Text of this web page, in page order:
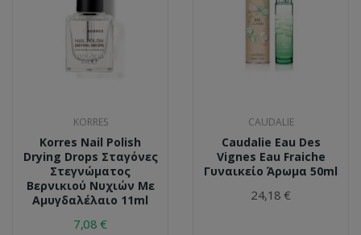
KORRES
Korres Nail Polish
Drying Drops Σταγόνες
Στεγνώματος
Βερνικιού Νυχιών Με
Αμυγδαλέλαιο 11ml
7,08 €
CAUDALIE
Caudalie Eau Des
Vignes Eau Fraiche
Γυναικείο Άρωμα 50ml
24,18 €